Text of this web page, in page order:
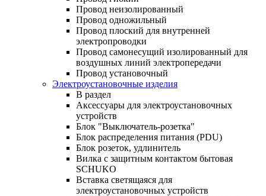
Провод неизолированный
Провод одножильный
Провод плоский для внутренней
электропроводки
Провод самонесущий изолированный для
воздушных линий электропередачи
Провод установочный
Электроустановочные изделия
В раздел
Аксессуары для электроустановочных
устройств
Блок "Выключатель-розетка"
Блок распределения питания (PDU)
Блок розеток, удлинитель
Вилка с защитным контактом бытовая
SCHUKO
Вставка светящаяся для
электроустановочных устройств